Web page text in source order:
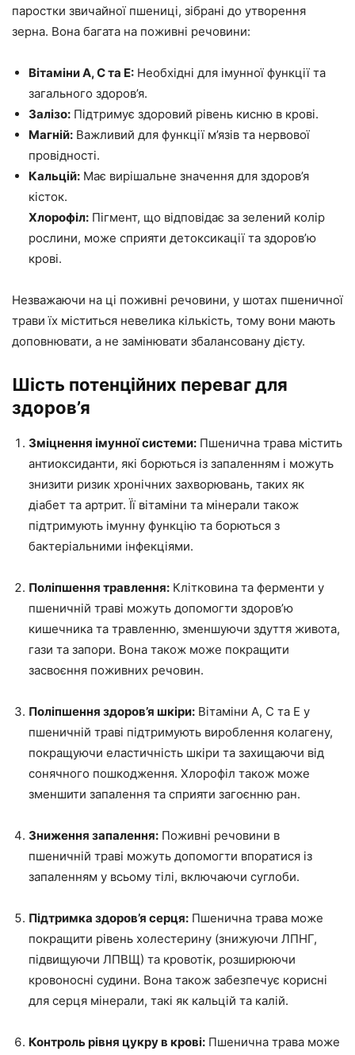
паростки звичайної пшениці, зібрані до утворення
зерна. Вона багата на поживні речовини:
Вітаміни A, C та E: Необхідні для імунної функції та
загального здоров’я.
Залізо: Підтримує здоровий рівень кисню в крові.
Магній: Важливий для функції м’язів та нервової
провідності.
Кальцій: Має вирішальне значення для здоров’я
кісток.
Хлорофіл: Пігмент, що відповідає за зелений колір
рослини, може сприяти детоксикації та здоров’ю
крові.
Незважаючи на ці поживні речовини, у шотах пшеничної
трави їх міститься невелика кількість, тому вони мають
доповнювати, а не замінювати збалансовану дієту.
Шість потенційних переваг для
здоров’я
Зміцнення імунної системи: Пшенична трава містить
антиоксиданти, які борються із запаленням і можуть
знизити ризик хронічних захворювань, таких як
діабет та артрит. Її вітаміни та мінерали також
підтримують імунну функцію та борються з
бактеріальними інфекціями.
Поліпшення травлення: Клітковина та ферменти у
пшеничній траві можуть допомогти здоров’ю
кишечника та травленню, зменшуючи здуття живота,
гази та запори. Вона також може покращити
засвоєння поживних речовин.
Поліпшення здоров’я шкіри: Вітаміни A, C та E у
пшеничній траві підтримують вироблення колагену,
покращуючи еластичність шкіри та захищаючи від
сонячного пошкодження. Хлорофіл також може
зменшити запалення та сприяти загоєнню ран.
Зниження запалення: Поживні речовини в
пшеничній траві можуть допомогти впоратися із
запаленням у всьому тілі, включаючи суглоби.
Підтримка здоров’я серця: Пшенична трава може
покращити рівень холестерину (знижуючи ЛПНГ,
підвищуючи ЛПВЩ) та кровотік, розширюючи
кровоносні судини. Вона також забезпечує корисні
для серця мінерали, такі як кальцій та калій.
Контроль рівня цукру в крові: Пшенична трава може